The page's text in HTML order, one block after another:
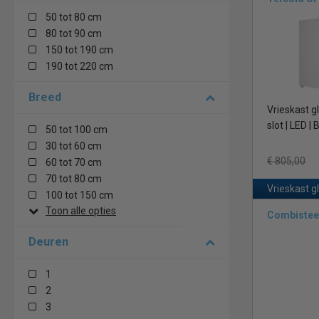
50 tot 80 cm
80 tot 90 cm
150 tot 190 cm
190 tot 220 cm
Breed
50 tot 100 cm
30 tot 60 cm
60 tot 70 cm
70 tot 80 cm
100 tot 150 cm
Toon alle opties
Deuren
1
2
3
bijvoorbeeld
Wij van
Liebherr,
zowel binnen
Er is ook een
breken. Dit
eenvoudig
jaar garantie.
Statische
Geforceerde
Vrieskast
slot | LED |
€ 805,00
Vrieskast